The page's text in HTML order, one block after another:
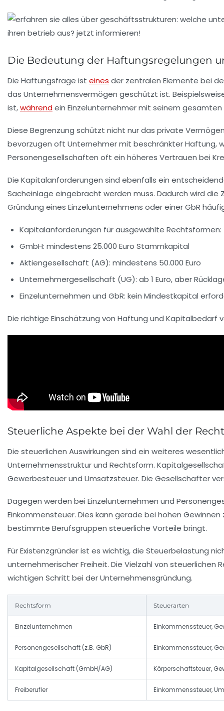
Die Bedeutung der Haftungsregelungen
Die Haftungsfrage ist eines der zentralen Elemente bei
das Unternehmensvermögen geschützt ist.
ist,währendein Einzelunternehmer mit seinem
Diese Begrenzung schützt nicht nur das private
bevorzugen oft Unternehmer mit beschränkter Haftung,
Personengesellschaften oft ein höheres Vertrauen bei
Die Kapitalanforderungen sind ebenfalls ein
Sacheinlage eingebracht werden muss. Dadurch wird
Gründung eines Einzelunternehmens oder einer GbR
Kapitalanforderungen für ausgewählte Rechtsformen:
GmbH: mindestens 25.000 Euro Stammkapital
Aktiengesellschaft (AG): mindestens 50.000 Euro
Unternehmergesellschaft (UG): ab 1 Euro, aber
Einzelunternehmen und GbR: kein Mindestkapital
Die richtige Einschätzung von Haftung und Kapitalbedarf
Steuerliche Aspekte bei der Wahl der
Die steuerlichen Auswirkungen sind ein weiteres
Unternehmensstruktur und Rechtsform.
Gewerbesteuer und Umsatzsteuer. Die Gesellschafter
Dagegen werden bei Einzelunternehmen und
Einkommensteuer. Dies kann gerade bei hohen
bestimmte Berufsgruppen steuerliche Vorteile bringt.
Für Existenzgründer ist es wichtig, die Steuerbelastung
unternehmerischer Freiheit. Die Vielzahl von
wichtigen Schritt bei der Unternehmensgründung.
Rechtsform Steuerarten
Einzelunternehmen Einkommenssteuer,
Personengesellschaft (z.B. GbR) Einkommenssteuer,
Kapitalgesellschaft (GmbH/AG) Körperschaftsteuer,
Freiberufler Einkommenssteuer,